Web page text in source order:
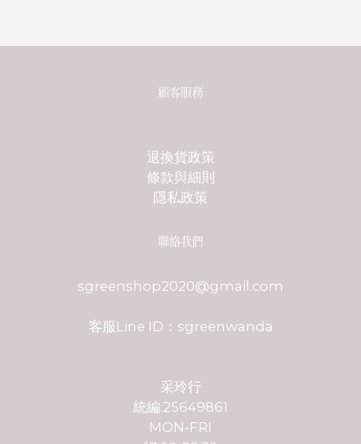
顧客服務
退換貨政策
條款與細則
隱私政策
聯絡我們
sgreenshop2020@gmail.com
客服Line ID：sgreenwanda
采玲行
統編:25649861
MON-FRI